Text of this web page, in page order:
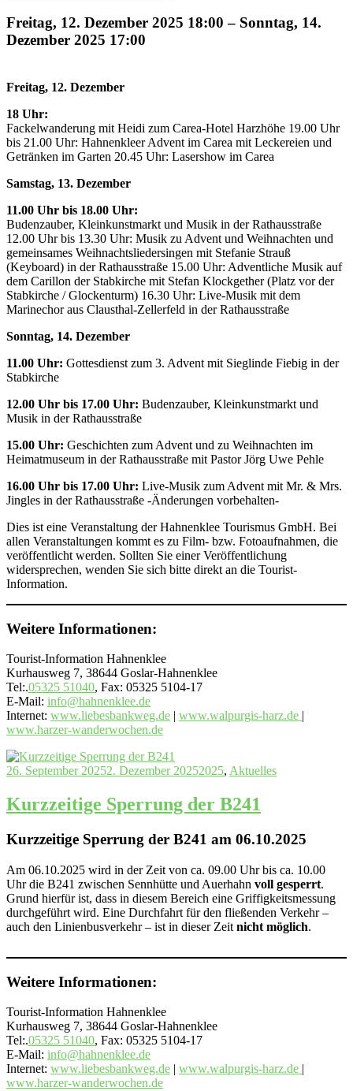
Freitag, 12. Dezember 2025 18:00 – Sonntag, 14.
Dezember 2025 17:00
Freitag, 12. Dezember
18 Uhr:
Fackelwanderung mit Heidi zum Carea-Hotel Harzhöhe 19.00 Uhr
bis 21.00 Uhr: Hahnenkleer Advent im Carea mit Leckereien und
Getränken im Garten 20.45 Uhr: Lasershow im Carea
Samstag, 13. Dezember
11.00 Uhr bis 18.00 Uhr:
Budenzauber, Kleinkunstmarkt und Musik in der Rathausstraße
12.00 Uhr bis 13.30 Uhr: Musik zu Advent und Weihnachten und
gemeinsames Weihnachtsliedersingen mit Stefanie Strauß
(Keyboard) in der Rathausstraße 15.00 Uhr: Adventliche Musik auf
dem Carillon der Stabkirche mit Stefan Klockgether (Platz vor der
Stabkirche / Glockenturm) 16.30 Uhr: Live-Musik mit dem
Marinechor aus Clausthal-Zellerfeld in der Rathausstraße
Sonntag, 14. Dezember
11.00 Uhr: Gottesdienst zum 3. Advent mit Sieglinde Fiebig in der
Stabkirche
12.00 Uhr bis 17.00 Uhr: Budenzauber, Kleinkunstmarkt und
Musik in der Rathausstraße
15.00 Uhr: Geschichten zum Advent und zu Weihnachten im
Heimatmuseum in der Rathausstraße mit Pastor Jörg Uwe Pehle
16.00 Uhr bis 17.00 Uhr: Live-Musik zum Advent mit Mr. & Mrs.
Jingles in der Rathausstraße -Änderungen vorbehalten-
Dies ist eine Veranstaltung der Hahnenklee Tourismus GmbH. Bei
allen Veranstaltungen kommt es zu Film- bzw. Fotoaufnahmen, die
veröffentlicht werden. Sollten Sie einer Veröffentlichung
widersprechen, wenden Sie sich bitte direkt an die Tourist-
Information.
Weitere Informationen:
Tourist-Information Hahnenklee
Kurhausweg 7, 38644 Goslar-Hahnenklee
Tel:.05325 51040, Fax: 05325 5104-17
E-Mail: info@hahnenklee.de
Internet: www.liebesbankweg.de | www.walpurgis-harz.de |
www.harzer-wanderwochen.de
26. September 20252. Dezember 20252025, Aktuelles
Kurzzeitige Sperrung der B241
Kurzzeitige Sperrung der B241 am 06.10.2025
Am 06.10.2025 wird in der Zeit von ca. 09.00 Uhr bis ca. 10.00
Uhr die B241 zwischen Sennhütte und Auerhahn voll gesperrt.
Grund hierfür ist, dass in diesem Bereich eine Griffigkeitsmessung
durchgeführt wird. Eine Durchfahrt für den fließenden Verkehr –
auch den Linienbusverkehr – ist in dieser Zeit nicht möglich.
Weitere Informationen:
Tourist-Information Hahnenklee
Kurhausweg 7, 38644 Goslar-Hahnenklee
Tel:.05325 51040, Fax: 05325 5104-17
E-Mail: info@hahnenklee.de
Internet: www.liebesbankweg.de | www.walpurgis-harz.de |
www.harzer-wanderwochen.de